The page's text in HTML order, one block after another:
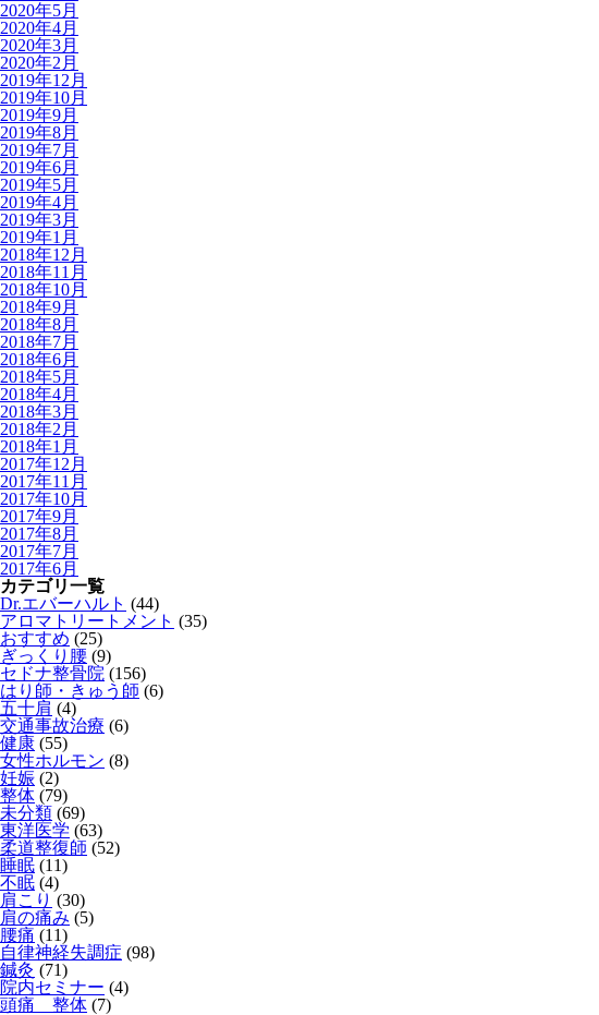
2020年5月
2020年4月
2020年3月
2020年2月
2019年12月
2019年10月
2019年9月
2019年8月
2019年7月
2019年6月
2019年5月
2019年4月
2019年3月
2019年1月
2018年12月
2018年11月
2018年10月
2018年9月
2018年8月
2018年7月
2018年6月
2018年5月
2018年4月
2018年3月
2018年2月
2018年1月
2017年12月
2017年11月
2017年10月
2017年9月
2017年8月
2017年7月
2017年6月
カテゴリ一覧
Dr.エバーハルト (44)
アロマトリートメント (35)
おすすめ (25)
ぎっくり腰 (9)
セドナ整骨院 (156)
はり師・きゅう師 (6)
五十肩 (4)
交通事故治療 (6)
健康 (55)
女性ホルモン (8)
妊娠 (2)
整体 (79)
未分類 (69)
東洋医学 (63)
柔道整復師 (52)
睡眠 (11)
不眠 (4)
肩こり (30)
肩の痛み (5)
腰痛 (11)
自律神経失調症 (98)
鍼灸 (71)
院内セミナー (4)
頭痛 整体 (7)